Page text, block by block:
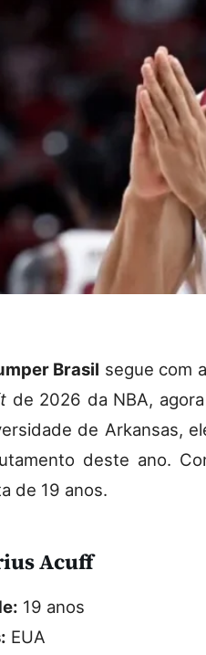
Brasil segue com
de 2026 da NBA,
de Arkansas,
deste ano.
de 19 anos.
Acuff
19 anos
EUA